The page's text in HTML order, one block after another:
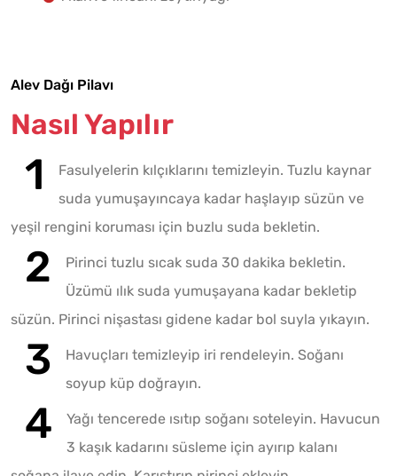
Alev Dağı Pilavı
Nasıl Yapılır
Fasulyelerin kılçıklarını temizleyin. Tuzlu kaynar
suda yumuşayıncaya kadar haşlayıp süzün ve
yeşil rengini koruması için buzlu suda bekletin.
Pirinci tuzlu sıcak suda 30 dakika bekletin.
Üzümü ılık suda yumuşayana kadar bekletip
süzün. Pirinci nişastası gidene kadar bol suyla yıkayın.
Havuçları temizleyip iri rendeleyin. Soğanı
soyup küp doğrayın.
Yağı tencerede ısıtıp soğanı soteleyin. Havucun
3 kaşık kadarını süsleme için ayırıp kalanı